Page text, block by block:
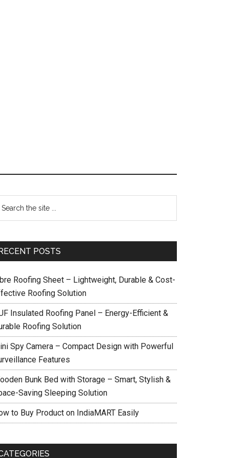
POSTS
Roofing Sheet – Lightweight, Durable & Cost-
Roofing Solution
Insulated Roofing Panel – Energy-Efficient &
Roofing Solution
Spy Camera – Compact Design with Powerful
Features
Bunk Bed with Storage – Smart, Stylish &
Saving Sleeping Solution
to Buy Product on IndiaMART Easily